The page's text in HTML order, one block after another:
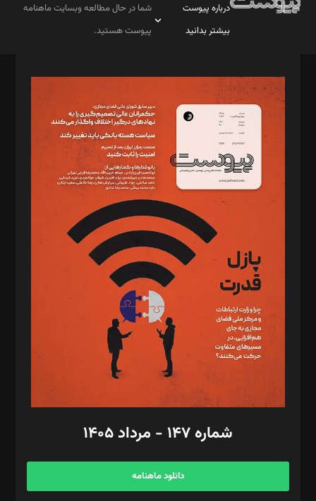
درباره پیوست
بیشتر بدانید
شما در حال مطالعه وبسایت ماهنامه
پیوست هستید.
مدیر مسئول: محمدباقر اثنی‌عشری
سردبیر: مهرک محمودی
دبیر تحریریه: میثم قاسمی
د‌بیر ناداستان: سمانه سمیع
د‌بیر خدمت و تجارت: ابوالفضل رجبی
د‌بیر حقوق فناوری: حسام‌الدین ایپکچی
د‌بیر پیوست جهان: مینا پاکدل
د‌بیر تحریریه آنلاین: بابک نقاش
تحریریه‌: مجتبی محمود‌ی، آرش برهمند، یسنا امان‌پور، سروش کرمیان،
مصطفی مسجدی آرانی، ابوالفضل رجبی، زهرا فکرانه، فائزه فتحی
رستمی،مصطفی باستان
ویرایش: نگار استاد‌‌آقا
طراح یونیفرم: مجید توکلی
فیلمبرداری و عکاسی: امیر شفیعی، مانی لطفی زاده
گرافیک و صفحه‌آرایی: سید‌سبحان‌علی ثابت
مد‌یر توسعه تجاری: کامبیز برید‌
امور مالی: شاپور رهبری، محمد‌ کاظمی‌نیا
آگهی و مشترکین: ۰۹۱۹۹۹۹۰۴۵۴
شماره ۱۴۷ - مرداد ۱۴۰۵
دانلود ماهنامه